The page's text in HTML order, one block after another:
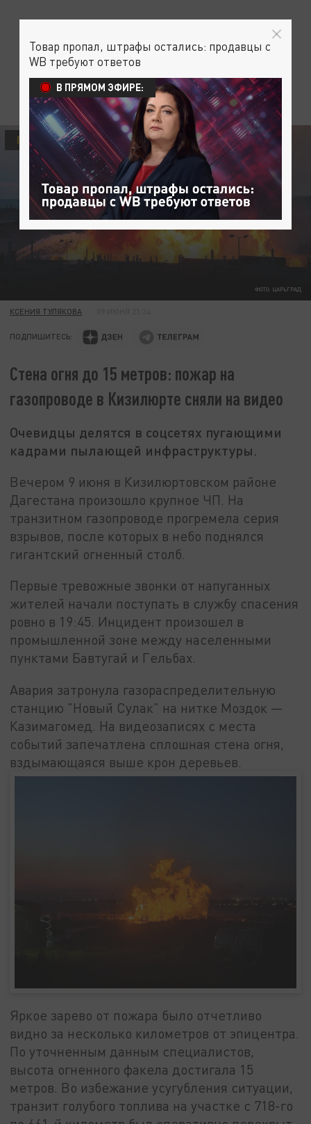
ФОТО: ЦАРЬГРАД
ПРОИСШЕСТВИЯ
КСЕНИЯ ТУЛЯКОВА
ПОДПИШИТЕСЬ:
Стена огня до 15 метров: пожар на
газопроводе в Кизилюрте сняли на видео
Очевидцы делятся в соцсетях пугающими
кадрами пылающей инфраструктуры.
Вечером 9 июня в Кизилюртовском районе
Дагестана произошло крупное ЧП. На
транзитном газопроводе прогремела серия
взрывов, после которых в небо поднялся
гигантский огненный столб.
Первые тревожные звонки от напуганных
жителей начали поступать в службу спасения
ровно в 19:45. Инцидент произошел в
промышленной зоне между населенными
пунктами Бавтугай и Гельбах.
Авария затронула газораспределительную
станцию "Новый Сулак" на нитке Моздок —
Казимагомед. На видеозаписях с места
событий запечатлена сплошная стена огня,
вздымающаяся выше крон деревьев.
Яркое зарево от пожара было отчетливо
видно за несколько километров от эпицентра.
По уточненным данным специалистов,
высота огненного факела достигала 15
метров. Во избежание усугубления ситуации,
транзит голубого топлива на участке с 718-го
Товар пропал, штрафы остались: продавцы с
WB требуют ответов
В ПРЯМОМ ЭФИРЕ: